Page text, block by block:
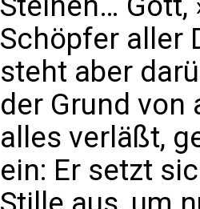
Schöpfer aller
steht aber
der Grund von
alles verläßt,
ein: Er setzt